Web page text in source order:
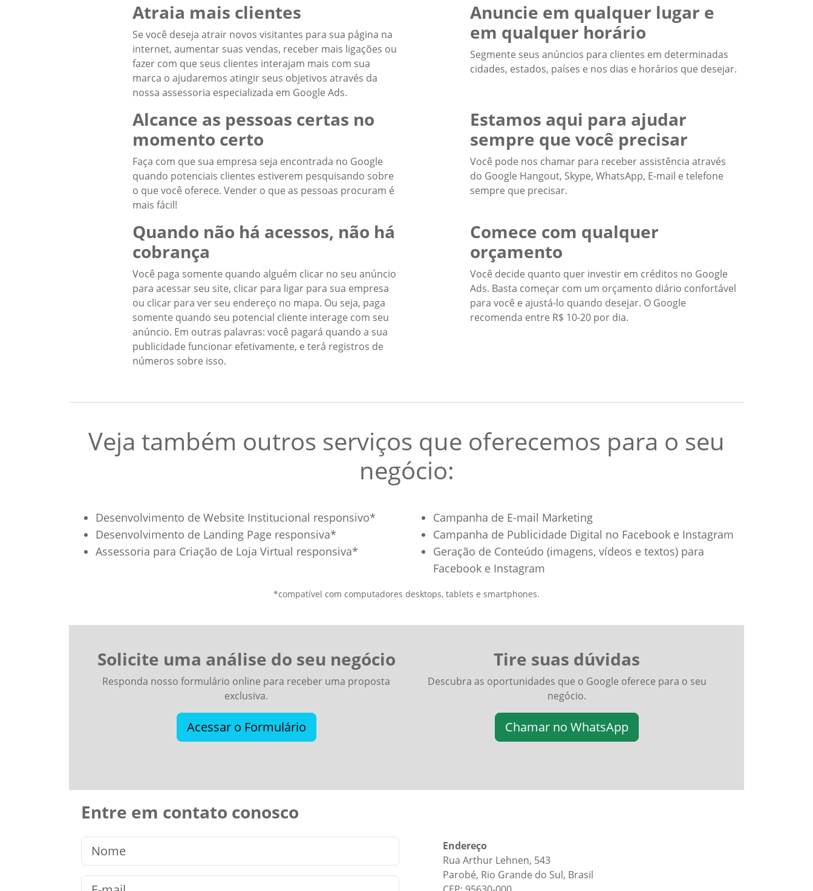
Atraia mais clientes
Se você deseja atrair novos visitantes para sua página na
internet, aumentar suas vendas, receber mais ligações ou
fazer com que seus clientes interajam mais com sua
marca o ajudaremos atingir seus objetivos através da
nossa assessoria especializada em Google Ads.
Anuncie em qualquer lugar e
em qualquer horário
Segmente seus anúncios para clientes em determinadas
cidades, estados, países e nos dias e horários que desejar.
Alcance as pessoas certas no
momento certo
Faça com que sua empresa seja encontrada no Google
quando potenciais clientes estiverem pesquisando sobre
o que você oferece. Vender o que as pessoas procuram é
mais fácil!
Estamos aqui para ajudar
sempre que você precisar
Você pode nos chamar para receber assistência através
do Google Hangout, Skype, WhatsApp, E-mail e telefone
sempre que precisar.
Quando não há acessos, não há
cobrança
Você paga somente quando alguém clicar no seu anúncio
para acessar seu site, clicar para ligar para sua empresa
ou clicar para ver seu endereço no mapa. Ou seja, paga
somente quando seu potencial cliente interage com seu
anúncio. Em outras palavras: você pagará quando a sua
publicidade funcionar efetivamente, e terá registros de
números sobre isso.
Comece com qualquer
orçamento
Você decide quanto quer investir em créditos no Google
Ads. Basta começar com um orçamento diário confortável
para você e ajustá-lo quando desejar. O Google
recomenda entre R$ 10-20 por dia.
Veja também outros serviços que oferecemos para o seu
negócio:
Desenvolvimento de Website Institucional responsivo*
Desenvolvimento de Landing Page responsiva*
Assessoria para Criação de Loja Virtual responsiva*
Campanha de E-mail Marketing
Campanha de Publicidade Digital no Facebook e Instagram
Geração de Conteúdo (imagens, vídeos e textos) para
Facebook e Instagram
*compatível com computadores desktops, tablets e smartphones.
Solicite uma análise do seu negócio
Responda nosso formulário online para receber uma proposta
exclusiva.
Acessar o Formulário
Tire suas dúvidas
Descubra as oportunidades que o Google oferece para o seu
negócio.
Chamar no WhatsApp
Entre em contato conosco
Endereço
Rua Arthur Lehnen, 543
Parobé, Rio Grande do Sul, Brasil